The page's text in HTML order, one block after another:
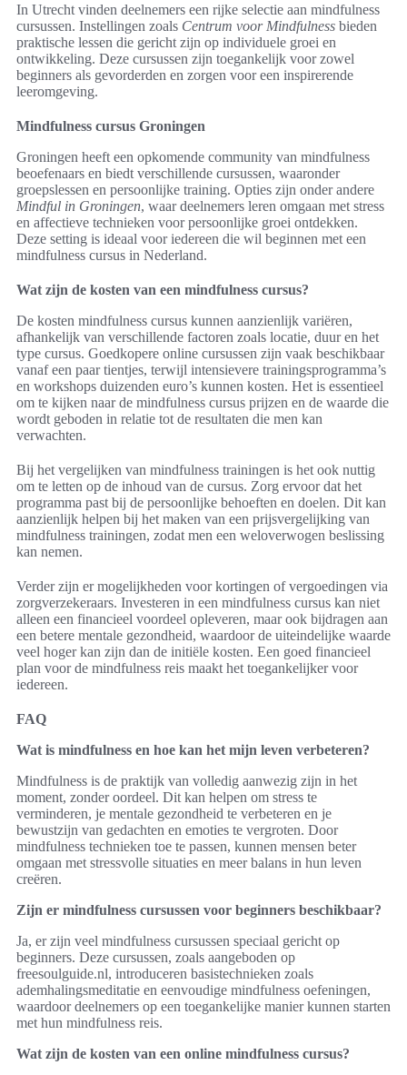
In Utrecht vinden deelnemers een rijke selectie aan mindfulness
cursussen. Instellingen zoals Centrum voor Mindfulness bieden
praktische lessen die gericht zijn op individuele groei en
ontwikkeling. Deze cursussen zijn toegankelijk voor zowel
beginners als gevorderden en zorgen voor een inspirerende
leeromgeving.
Mindfulness cursus Groningen
Groningen heeft een opkomende community van mindfulness
beoefenaars en biedt verschillende cursussen, waaronder
groepslessen en persoonlijke training. Opties zijn onder andere
Mindful in Groningen, waar deelnemers leren omgaan met stress
en affectieve technieken voor persoonlijke groei ontdekken.
Deze setting is ideaal voor iedereen die wil beginnen met een
mindfulness cursus in Nederland.
Wat zijn de kosten van een mindfulness cursus?
De kosten mindfulness cursus kunnen aanzienlijk variëren,
afhankelijk van verschillende factoren zoals locatie, duur en het
type cursus. Goedkopere online cursussen zijn vaak beschikbaar
vanaf een paar tientjes, terwijl intensievere trainingsprogramma’s
en workshops duizenden euro’s kunnen kosten. Het is essentieel
om te kijken naar de mindfulness cursus prijzen en de waarde die
wordt geboden in relatie tot de resultaten die men kan
verwachten.
Bij het vergelijken van mindfulness trainingen is het ook nuttig
om te letten op de inhoud van de cursus. Zorg ervoor dat het
programma past bij de persoonlijke behoeften en doelen. Dit kan
aanzienlijk helpen bij het maken van een prijsvergelijking van
mindfulness trainingen, zodat men een weloverwogen beslissing
kan nemen.
Verder zijn er mogelijkheden voor kortingen of vergoedingen via
zorgverzekeraars. Investeren in een mindfulness cursus kan niet
alleen een financieel voordeel opleveren, maar ook bijdragen aan
een betere mentale gezondheid, waardoor de uiteindelijke waarde
veel hoger kan zijn dan de initiële kosten. Een goed financieel
plan voor de mindfulness reis maakt het toegankelijker voor
iedereen.
FAQ
Wat is mindfulness en hoe kan het mijn leven verbeteren?
Mindfulness is de praktijk van volledig aanwezig zijn in het
moment, zonder oordeel. Dit kan helpen om stress te
verminderen, je mentale gezondheid te verbeteren en je
bewustzijn van gedachten en emoties te vergroten. Door
mindfulness technieken toe te passen, kunnen mensen beter
omgaan met stressvolle situaties en meer balans in hun leven
creëren.
Zijn er mindfulness cursussen voor beginners beschikbaar?
Ja, er zijn veel mindfulness cursussen speciaal gericht op
beginners. Deze cursussen, zoals aangeboden op
freesoulguide.nl, introduceren basistechnieken zoals
ademhalingsmeditatie en eenvoudige mindfulness oefeningen,
waardoor deelnemers op een toegankelijke manier kunnen starten
met hun mindfulness reis.
Wat zijn de kosten van een online mindfulness cursus?